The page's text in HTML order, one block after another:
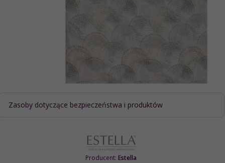
Zasoby dotyczące bezpieczeństwa i produktów
Producent: Estella